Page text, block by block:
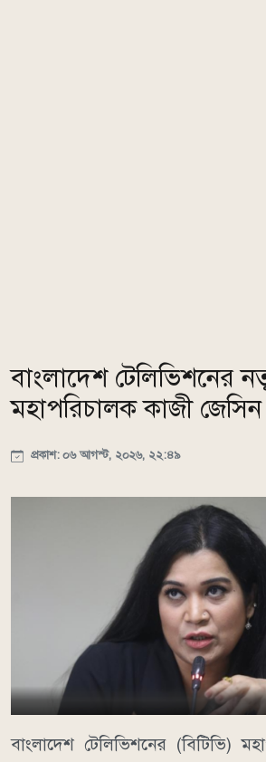
বাংলাদেশ টেলিভিশনের
মহাপরিচালক কাজী জেসিন
প্রকাশ: ০৬ আগস্ট, ২০২৬, ২২:৪৯
বাংলাদেশ টেলিভিশনের (বিটিভি)